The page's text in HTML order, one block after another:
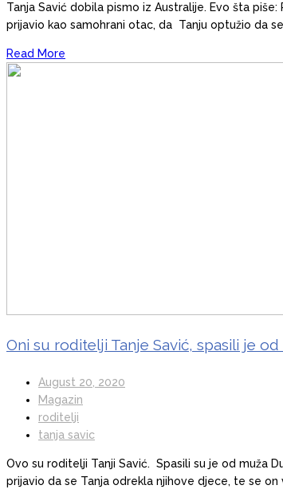
Tanja Savić dobila pismo iz Australije. Evo šta
prijavio kao samohrani otac, da Tanju optužio da
Read More
Oni su roditelji Tanje Savić, spasili je
August 20, 2020
Magazin
roditelji
tanja savic
Ovo su roditelji Tanji Savić. Spasili su je od muža
prijavio da se Tanja odrekla njihove djece, te se